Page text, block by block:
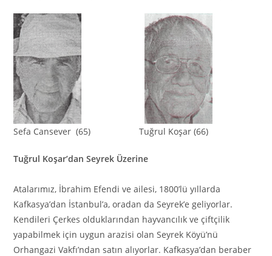
Sefa Cansever (65) Tuğrul Koşar (66)
Tuğrul Koşar’dan Seyrek Üzerine
Atalarımız, İbrahim Efendi ve ailesi, 1800’lü yıllarda
Kafkasya’dan İstanbul’a, oradan da Seyrek’e geliyorlar.
Kendileri Çerkes olduklarından hayvancılık ve çiftçilik
yapabilmek için uygun arazisi olan Seyrek Köyü’nü
Orhangazi Vakfı’ndan satın alıyorlar. Kafkasya’dan beraber